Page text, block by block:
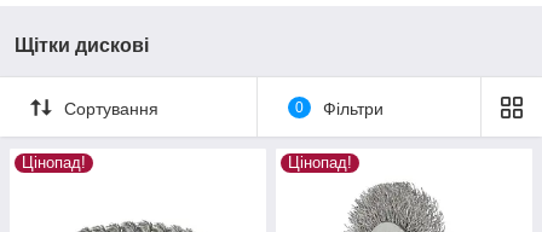
Щітки дискові
Сортування 0 Фільтри
Цінопад! Цінопад!